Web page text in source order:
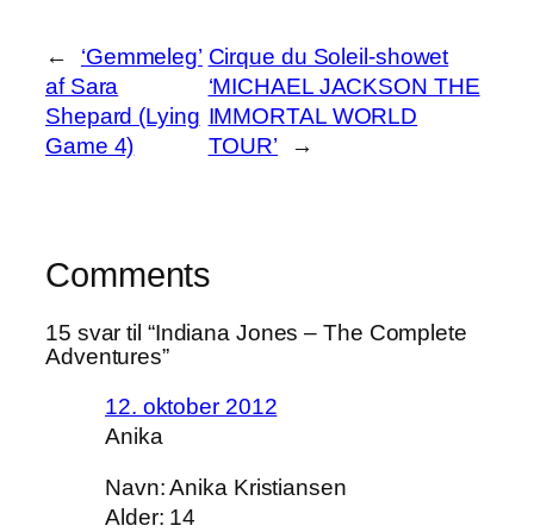
←
‘Gemmeleg’
af Sara
Shepard (Lying
Game 4)
Cirque du Soleil-showet
‘MICHAEL JACKSON THE
IMMORTAL WORLD
TOUR’
→
Comments
15 svar til “Indiana Jones – The Complete
Adventures”
12. oktober 2012
Anika
Navn: Anika Kristiansen
Alder: 14